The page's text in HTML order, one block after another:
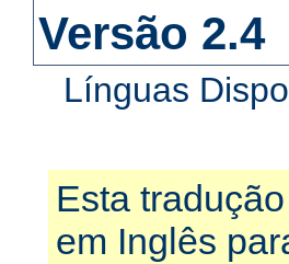
Versão 2.4
Línguas
Esta
em Inglês